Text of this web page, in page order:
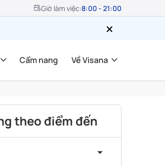
Giờ làm việc:8:00 - 21:00
Cẩm nang Về Visana
theo điểm đến